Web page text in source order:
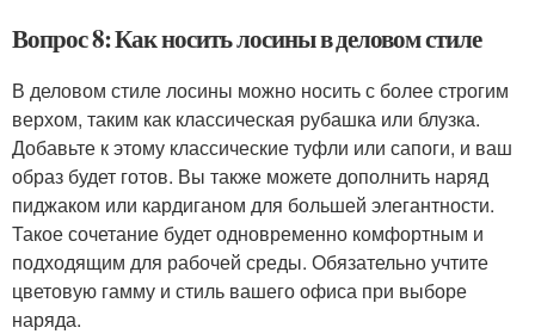
Вопрос 8: Как носить лосины в деловом стиле
В деловом стиле лосины можно носить с более строгим
верхом, таким как классическая рубашка или блузка.
Добавьте к этому классические туфли или сапоги, и ваш
образ будет готов. Вы также можете дополнить наряд
пиджаком или кардиганом для большей элегантности.
Такое сочетание будет одновременно комфортным и
подходящим для рабочей среды. Обязательно учтите
цветовую гамму и стиль вашего офиса при выборе
наряда.